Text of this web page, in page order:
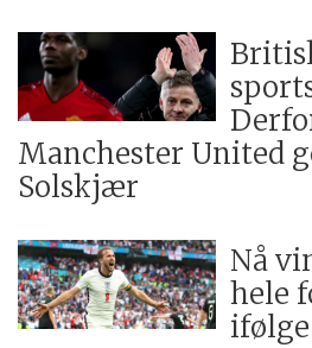
Manchester United
Solskjær
Nå
hele